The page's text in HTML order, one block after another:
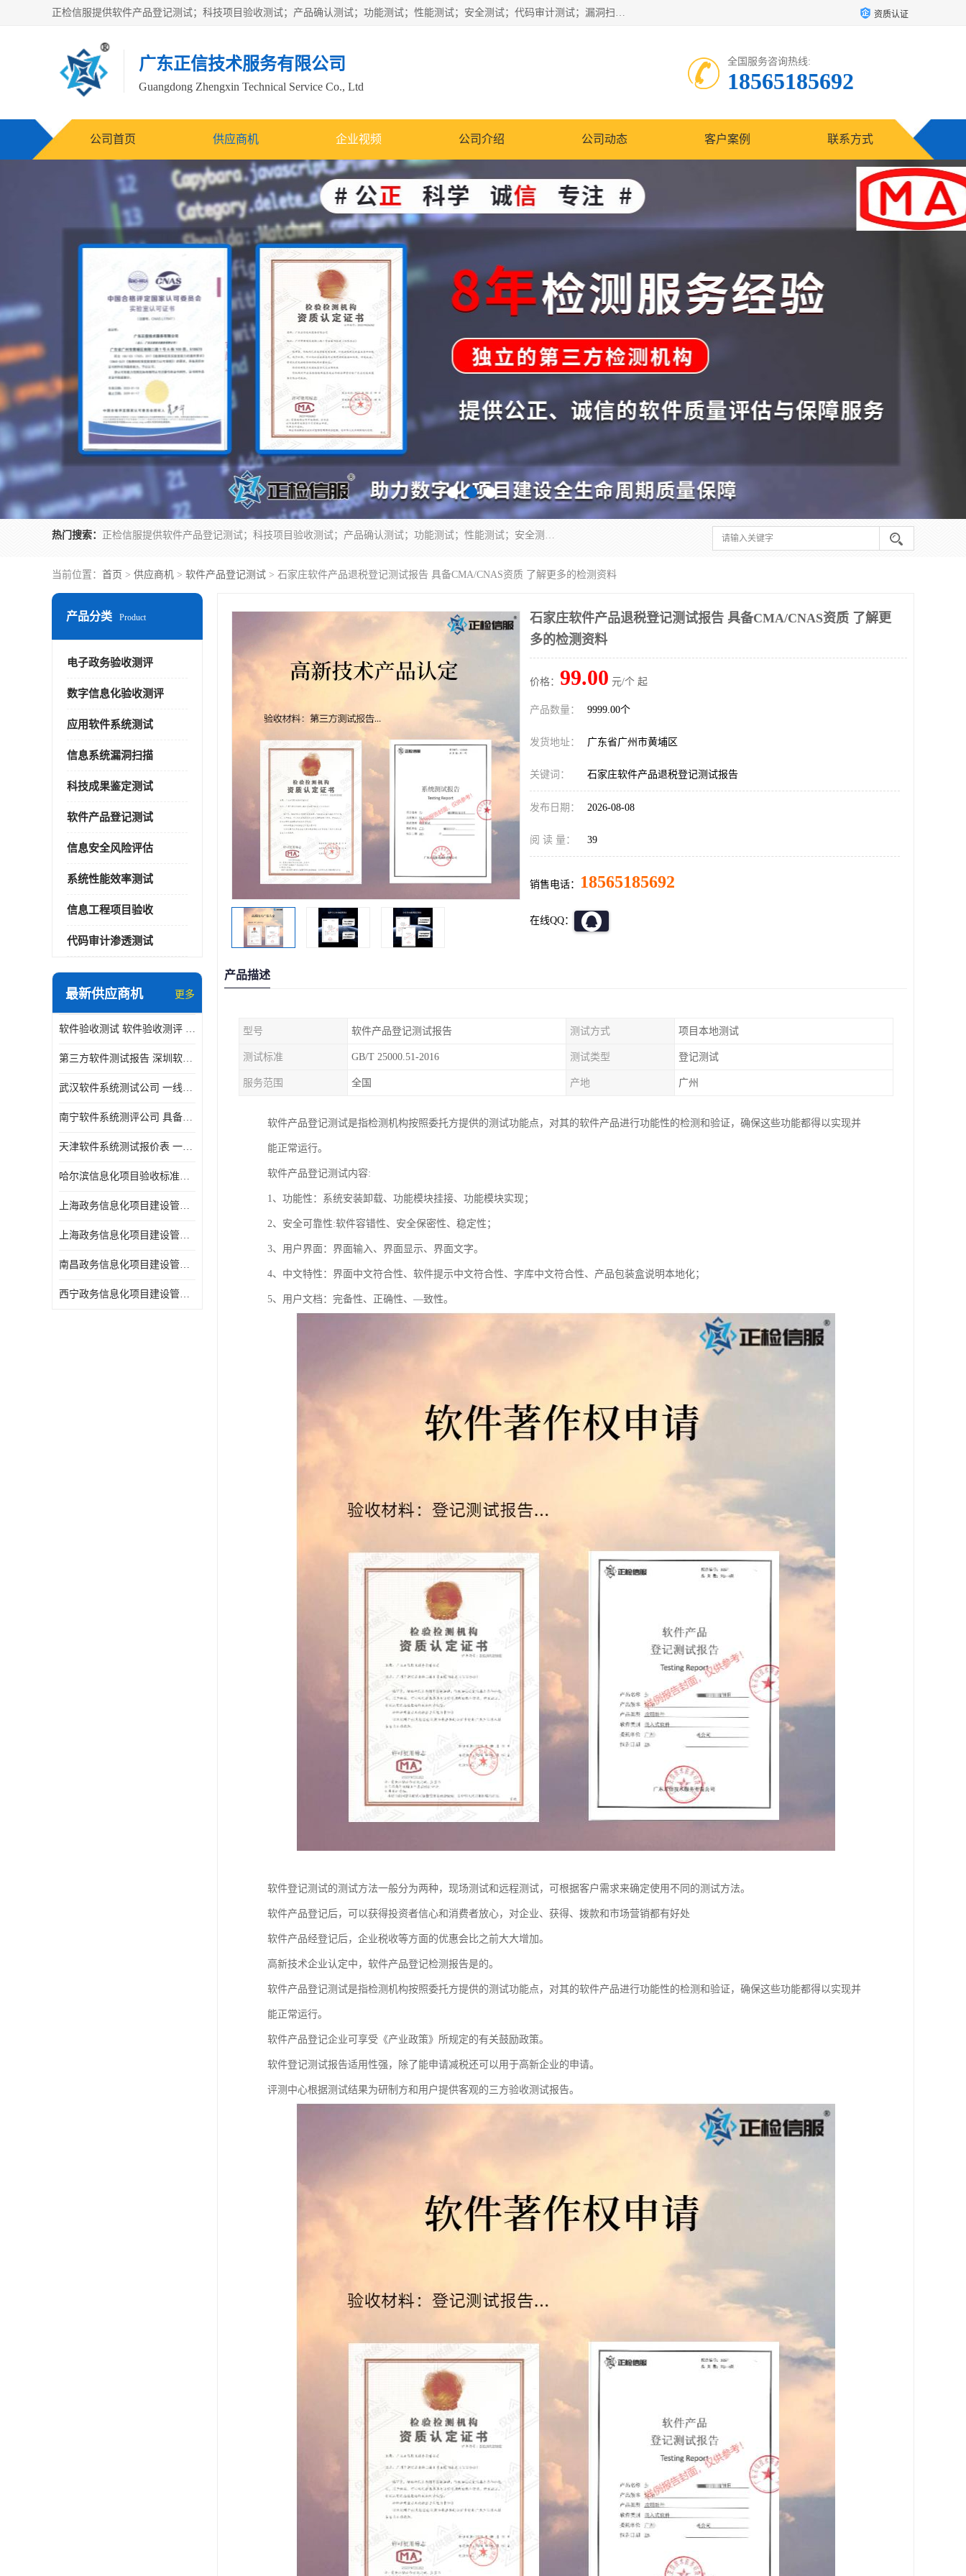
正检信服提供软件产品登记测试；科技项目验收测试；产品确认测试；功能测试；性能测试；安全测试；代码审计测试；漏洞扫描测试；渗透测试；风险评估测试；信息安全等级保护测评；双软认定；实验室建设质量体系建设；软件着作权、软件评测等服务。 资质认证
广东正信技术服务有限公司
Guangdong Zhengxin Technical Service Co., Ltd
全国服务咨询热线:
18565185692
公司首页 供应商机 企业视频 公司介绍 公司动态 客户案例 联系方式
热门搜索： 正检信服提供软件产品登记测试；科技项目验收测试；产品确认测试；功能测试；性能测试；安全测试；代码审计测试；漏洞扫描测试；渗透测试；风险评估测试；信息安全等级保护测评；双软认定；实验室建设质量体系建设；软件着作权、软件评测等服务。
当前位置： 首页 > 供应商机 > 软件产品登记测试 > 石家庄软件产品退税登记测试报告 具备CMA/CNAS资质 了解更多的检测资料
产品分类 Product
电子政务验收测评
数字信息化验收测评
应用软件系统测试
信息系统漏洞扫描
科技成果鉴定测试
软件产品登记测试
信息安全风险评估
系统性能效率测试
信息工程项目验收
代码审计渗透测试
最新供应商机 更多
软件验收测试 软件验收测评 软件确认测试标准及测试方法
第三方软件测试报告 深圳软件测评报告 安全验收测试报告
武汉软件系统测试公司 一线实验室 测试大概是需要多久时间呢
南宁软件系统测评公司 具备CMA/CNAS资质 出具正规测试报告
天津软件系统测试报价表 一线实验室 了解更多的测试信息
哈尔滨信息化项目验收标准单位
上海政务信息化项目建设管理办法价格
上海政务信息化项目建设管理办法机构
南昌政务信息化项目建设管理办法实验室
西宁政务信息化项目建设管理办法报告
石家庄软件产品退税登记测试报告 具备CMA/CNAS资质 了解更
多的检测资料
价格： 99.00 元/个 起
产品数量： 9999.00个
发货地址： 广东省广州市黄埔区
关键词： 石家庄软件产品退税登记测试报告
发布日期： 2026-08-08
阅 读 量： 39
销售电话： 18565185692
在线QQ：
产品描述
型号 软件产品登记测试报告 测试方式 项目本地测试
测试标准 GB/T 25000.51-2016 测试类型 登记测试
服务范围 全国 产地 广州
软件产品登记测试是指检测机构按照委托方提供的测试功能点，对其的软件产品进行功能性的检测和验证，确保这些功能都得以实现并
能正常运行。
软件产品登记测试内容:
1、功能性：系统安装卸载、功能模块挂接、功能模块实现；
2、安全可靠性:软件容错性、安全保密性、稳定性；
3、用户界面：界面输入、界面显示、界面文字。
4、中文特性：界面中文符合性、软件提示中文符合性、字库中文符合性、产品包装盒说明本地化；
5、用户文档：完备性、正确性、—致性。
软件登记测试的测试方法一般分为两种，现场测试和远程测试，可根据客户需求来确定使用不同的测试方法。
软件产品登记后，可以获得投资者信心和消费者放心，对企业、获得、拨款和市场营销都有好处
软件产品经登记后，企业税收等方面的优惠会比之前大大增加。
高新技术企业认定中，软件产品登记检测报告是的。
软件产品登记测试是指检测机构按照委托方提供的测试功能点，对其的软件产品进行功能性的检测和验证，确保这些功能都得以实现并
能正常运行。
软件产品登记企业可享受《产业政策》所规定的有关鼓励政策。
软件登记测试报告适用性强，除了能申请减税还可以用于高新企业的申请。
评测中心根据测试结果为研制方和用户提供客观的三方验收测试报告。